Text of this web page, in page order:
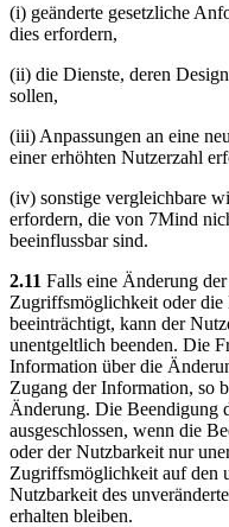
(i) geänderte gesetzliche
dies erfordern,
(ii) die Dienste, deren
sollen,
(iii) Anpassungen an eine
einer erhöhten Nutzerzahl
(iv) sonstige vergleichbare
erfordern, die von 7Mind
beeinflussbar sind.
2.11 Falls eine Änderung
Zugriffsmöglichkeit oder die
beeinträchtigt, kann der
unentgeltlich beenden. Die
Information über die
Zugang der Information, so
Änderung. Die Beendigung
ausgeschlossen, wenn die
oder der Nutzbarkeit nur
Zugriffsmöglichkeit auf den
Nutzbarkeit des
erhalten bleiben.